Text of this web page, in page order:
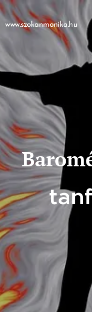
www.szokanmonika.hu